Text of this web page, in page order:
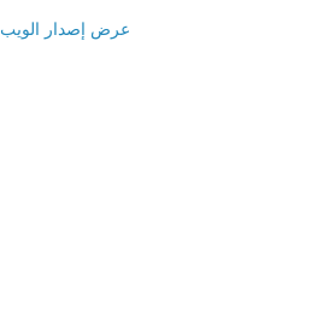
عرض إصدار الويب